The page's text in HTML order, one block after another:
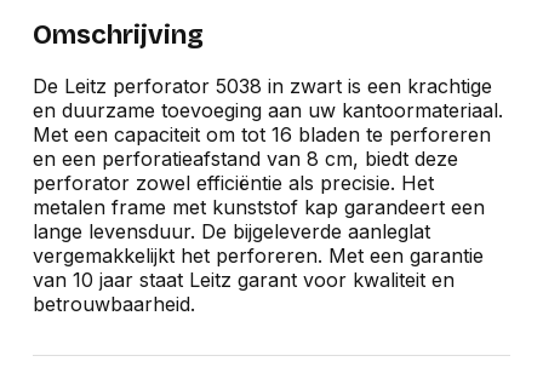
Omschrijving
De Leitz perforator 5038 in zwart is een krachtige
en duurzame toevoeging aan uw kantoormateriaal.
Met een capaciteit om tot 16 bladen te perforeren
en een perforatieafstand van 8 cm, biedt deze
perforator zowel efficiëntie als precisie. Het
metalen frame met kunststof kap garandeert een
lange levensduur. De bijgeleverde aanleglat
vergemakkelijkt het perforeren. Met een garantie
van 10 jaar staat Leitz garant voor kwaliteit en
betrouwbaarheid.